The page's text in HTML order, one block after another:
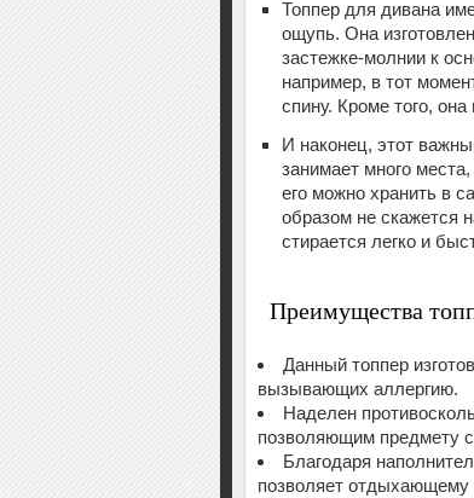
Топпер для дивана
ощупь. Она
застежке-молнии к
например, в тот
спину. Кроме того,
И наконец, этот
занимает много
его можно хранить в
образом не скажется
стирается легко и
Преимущества
Данный топпер
вызывающих аллергию.
Наделен
позволяющим предмету
Благодаря
позволяет отдыхающему